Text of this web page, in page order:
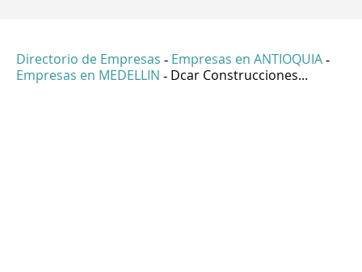
Directorio de Empresas - Empresas en ANTIOQUIA -
Empresas en MEDELLIN - Dcar Construcciones...